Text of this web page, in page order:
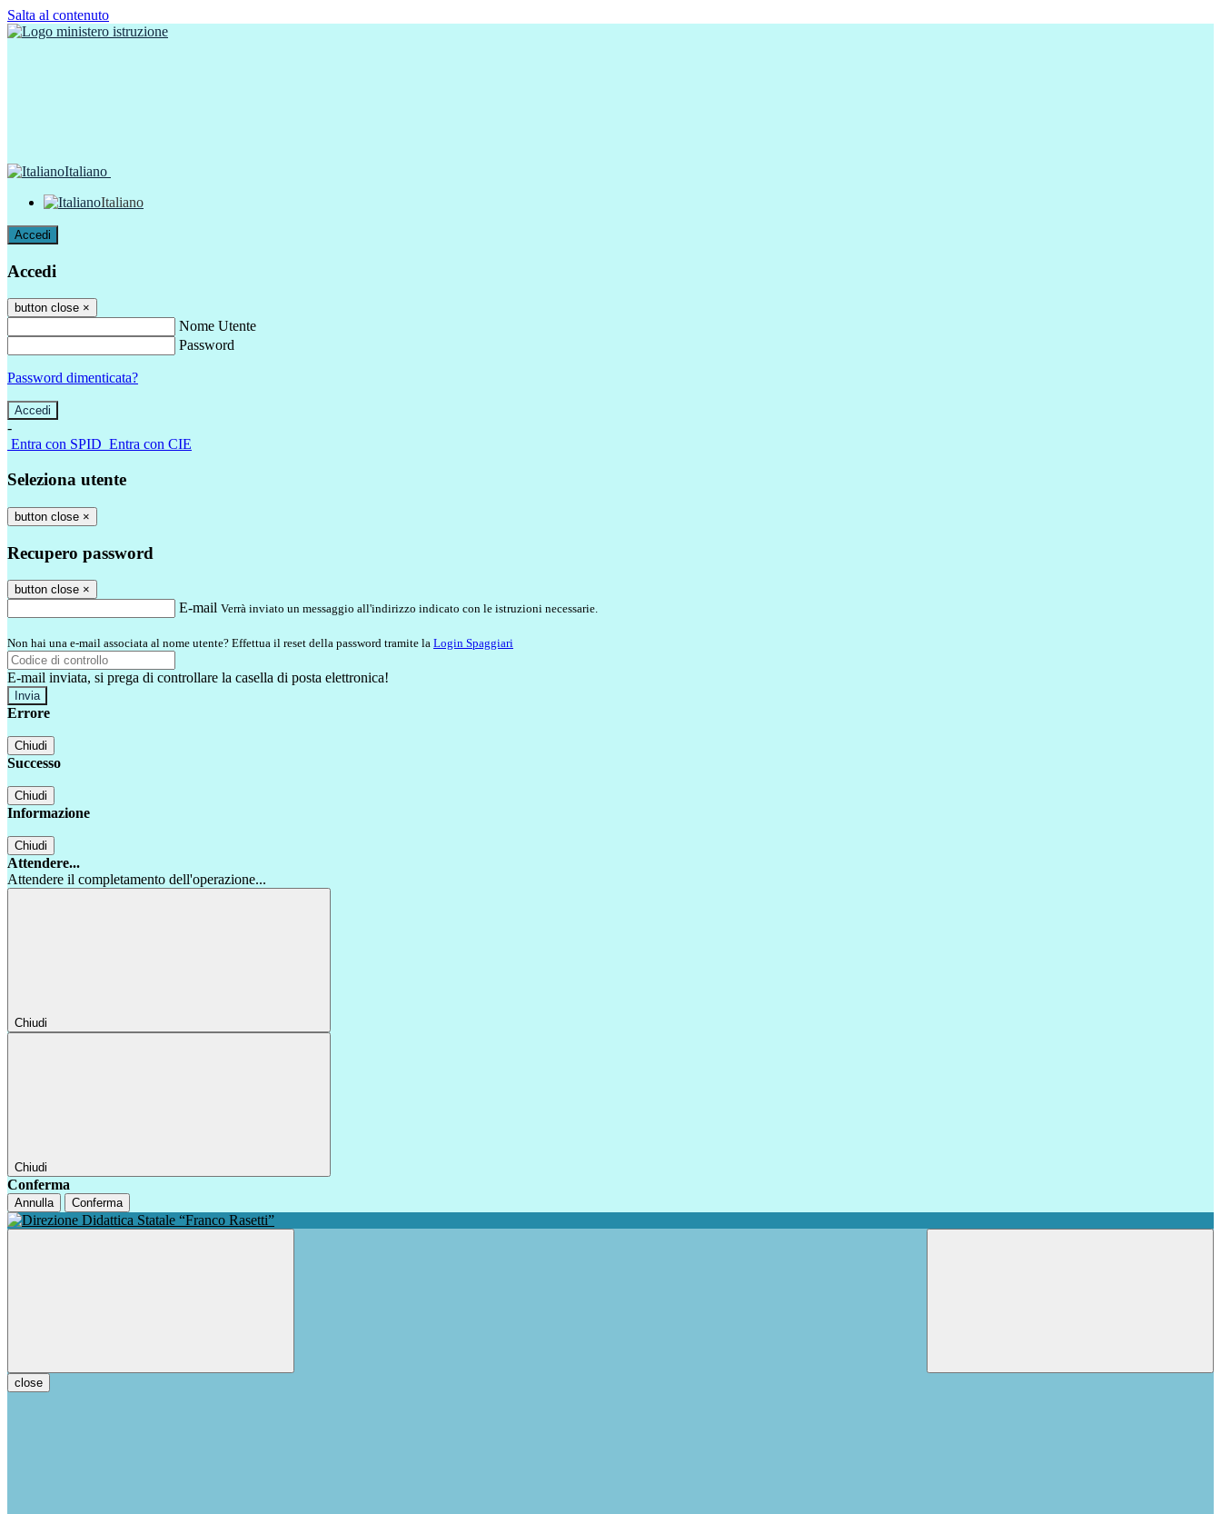
Salta al contenuto
Italiano
Italiano
Accedi
Accedi
button close ×
Nome Utente
Password
Password dimenticata?
-
Entra con SPID Entra con CIE
Seleziona utente
button close ×
Recupero password
button close ×
E-mail Verrà inviato un messaggio all'indirizzo indicato con le istruzioni necessarie.
Non hai una e-mail associata al nome utente? Effettua il reset della password tramite la Login Spaggiari
E-mail inviata, si prega di controllare la casella di posta elettronica!
Errore
Chiudi
Successo
Chiudi
Informazione
Chiudi
Attendere...
Attendere il completamento dell'operazione...
Chiudi
Chiudi
Conferma
Annulla Conferma
close